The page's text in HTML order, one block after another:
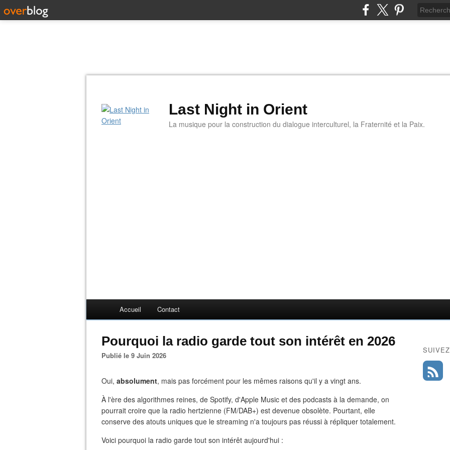
Last Night in Orient
La musique pour la construction du dialogue interculturel, la Fraternité et la Paix.
Accueil Contact
Pourquoi la radio garde tout son intérêt en 2026
Publié le 9 Juin 2026
Oui, absolument, mais pas forcément pour les mêmes raisons qu'il y a vingt ans.
​À l'ère des algorithmes reines, de Spotify, d'Apple Music et des podcasts à la demande, on
pourrait croire que la radio hertzienne (FM/DAB+) est devenue obsolète. Pourtant, elle
conserve des atouts uniques que le streaming n'a toujours pas réussi à répliquer totalement.
​Voici pourquoi la radio garde tout son intérêt aujourd'hui :